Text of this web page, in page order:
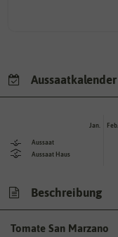
Aussaatkalender
Aussaat
Aussaat Haus
Jan. Feb.
Beschreibung
Tomate San Marzano